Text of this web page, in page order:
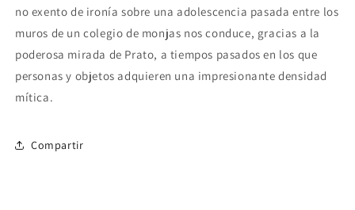
no exento de ironía sobre una adolescencia pasada entre los
muros de un colegio de monjas nos conduce, gracias a la
poderosa mirada de Prato, a tiempos pasados en los que
personas y objetos adquieren una impresionante densidad
mítica.
Compartir